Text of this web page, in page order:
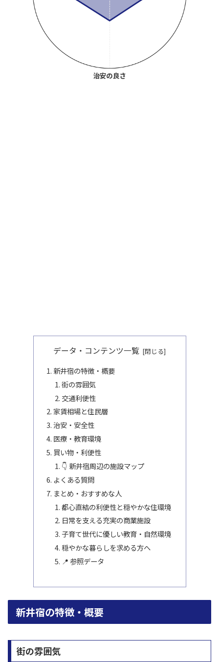
データ・コンテンツ一覧
新井宿の特徴・概要
街の雰囲気
交通利便性
家賃相場と住民層
治安・安全性
医療・教育環境
買い物・利便性
👇 新井宿周辺の施設マップ
よくある質問
まとめ・おすすめな人
都心直結の利便性と穏やかな住環境
日常を支える充実の商業施設
子育て世代に優しい教育・自然環境
穏やかな暮らしを求める方へ
📍 参照データ
新井宿の特徴・概要
街の雰囲気